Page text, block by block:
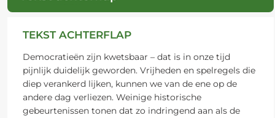
TEKST ACHTERFLAP
Democratieën zijn kwetsbaar – dat is in onze tijd
pijnlijk duidelijk geworden. Vrijheden en spelregels die
diep verankerd lijken, kunnen we van de ene op de
andere dag verliezen. Weinige historische
gebeurtenissen tonen dat zo indringend aan als de